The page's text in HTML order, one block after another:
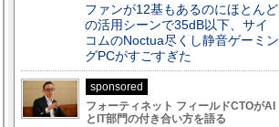
ファンが12基もあるのにほとんど
の活用シーンで35dB以下、サイ
コムのNoctua尽くし静音ゲーミン
グPCがすごすぎた
sponsored
フォーティネット フィールドCTOがAI
とIT部門の付き合い方を語る